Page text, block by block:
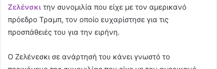
Ζελένσκι την συνομιλία που είχε με τον αμερικανό
πρόεδρο Τραμπ, τον οποίο ευχαρίστησε για τις
προσπάθειές του για την ειρήνη.
Ο Ζελένεσκι σε ανάρτησή του κάνει γνωστό το